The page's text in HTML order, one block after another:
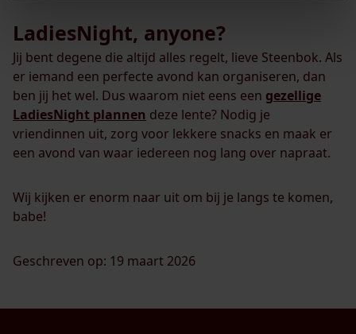
LadiesNight, anyone?
Jij bent degene die altijd alles regelt, lieve Steenbok. Als
er iemand een perfecte avond kan organiseren, dan
ben jij het wel. Dus waarom niet eens een gezellige
LadiesNight plannen deze lente? Nodig je
vriendinnen uit, zorg voor lekkere snacks en maak er
een avond van waar iedereen nog lang over napraat.
Wij kijken er enorm naar uit om bij je langs te komen,
babe!
Geschreven op: 19 maart 2026